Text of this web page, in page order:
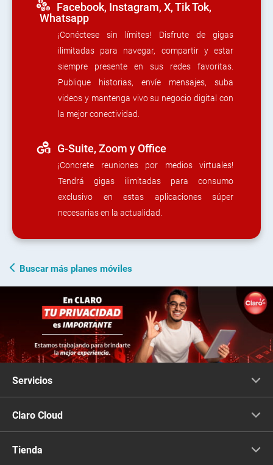
Facebook, Instagram, X, Tik Tok,
Whatsapp
¡Conéctese sin límites! Disfrute de gigas
ilimitadas para navegar, compartir y estar
siempre presente en sus redes favoritas.
Publique historias, envíe mensajes, suba
videos y mantenga vivo su negocio digital con
la mejor conectividad.
G-Suite, Zoom y Office
¡Concrete reuniones por medios virtuales!
Tendrá gigas ilimitadas para consumo
exclusivo en estas aplicaciones súper
necesarias en la actualidad.
Buscar más planes móviles
Servicios
Voz
Tv
Claro Cloud
Infraestructura
Tienda